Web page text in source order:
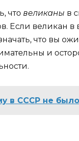
что великаны в
Если великан
что вы
и
в СССР не